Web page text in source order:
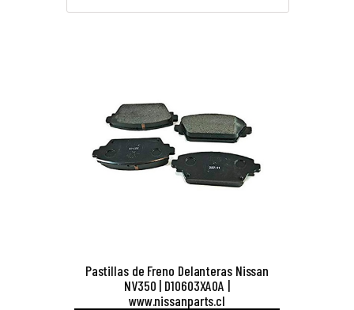
Pastillas de Freno Delanteras Nissan
NV350 | D10603XA0A |
www.nissanparts.cl